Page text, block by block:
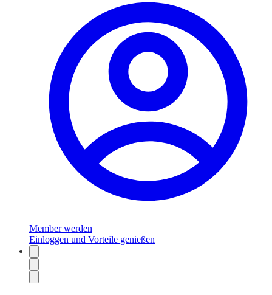
Member werden
Einloggen und Vorteile genießen